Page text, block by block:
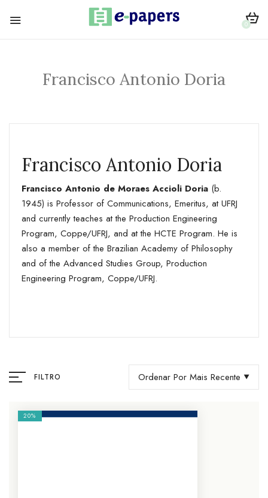
0
Francisco Antonio Doria
Francisco Antonio Doria
Francisco Antonio de Moraes Accioli Doria (b.
1945) is Professor of Communications, Emeritus, at UFRJ
and currently teaches at the Production Engineering
Program, Coppe/UFRJ, and at the HCTE Program. He is
also a member of the Brazilian Academy of Philosophy
and of the Advanced Studies Group, Production
Engineering Program, Coppe/UFRJ.
FILTRO Ordenar Por Mais Recente
20%